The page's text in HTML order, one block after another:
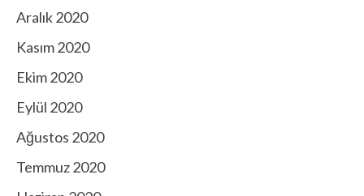
Aralık 2020
Kasım 2020
Ekim 2020
Eylül 2020
Ağustos 2020
Temmuz 2020